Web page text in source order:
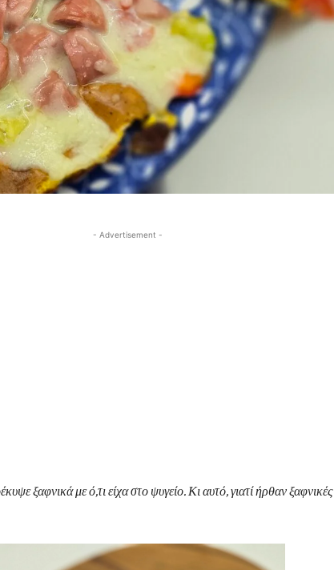
- Advertisement -
ξαφνικά με ό,τι είχα στο ψυγείο. Κι αυτό, γιατί ήρθαν ξαφνικές